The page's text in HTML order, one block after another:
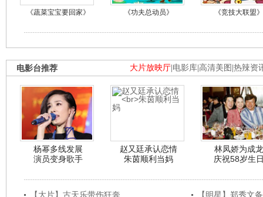
《蔬菜宝宝要回家》 《功夫总动员》 《竞技大联盟》
大片放映厅 电影库 高清美图 热辣资
电影台推荐
杨幂多线发展
演员变身歌手
赵又廷承认恋情
朱茵顺利当妈
林凤娇为成龙
庆祝58岁生
【大片】古天乐带伤狂奔
【明星】郑秀文